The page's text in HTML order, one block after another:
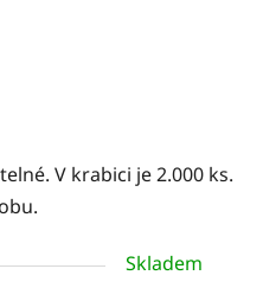
V krabici je 2.000 ks.
Skladem